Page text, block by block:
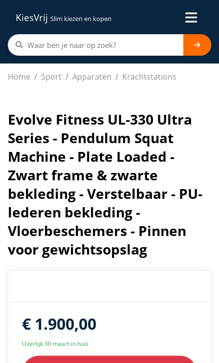
KiesVrij Slim kiezen en kopen
Home Sport Apparaten Krachtstations
Evolve Fitness UL-330 Ultra Series - Pendulum Squat
Evolve Fitness UL-330 Ultra
Series - Pendulum Squat
Machine - Plate Loaded -
Zwart frame & zwarte
bekleding - Verstelbaar - PU-
lederen bekleding -
Vloerbeschemers - Pinnen
voor gewichtsopslag
€ 1.900,00
Uiterlijk 30 maart in huis